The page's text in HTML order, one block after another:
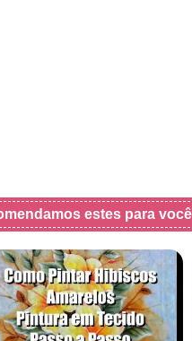
estes para você